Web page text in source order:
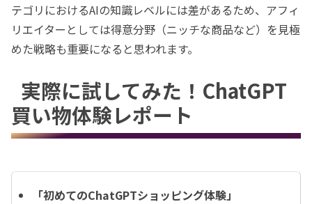
テゴリにおけるAIの知識レベルには差があるため、アフィ
リエイターとしては得意分野（ニッチな商品など）を見極
めた戦略も重要になると思われます。
実際に試してみた！ChatGPT
買い物体験レポート
「初めてのChatGPTショッピング体験」